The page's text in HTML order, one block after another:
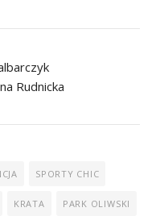
Rudnicka
SPORTY CHIC
KRATA PARK OLIWSKI